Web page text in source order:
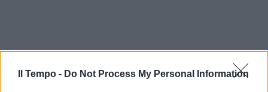
Il Tempo - Do Not Process My Personal Information